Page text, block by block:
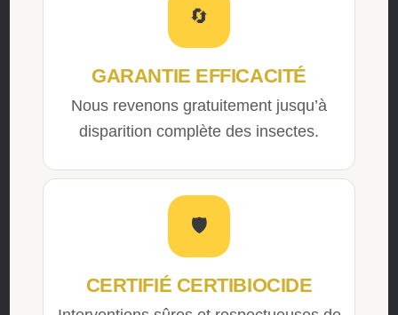
🔄
GARANTIE EFFICACITÉ
Nous revenons gratuitement jusqu’à
disparition complète des insectes.
🛡️
CERTIFIÉ CERTIBIOCIDE